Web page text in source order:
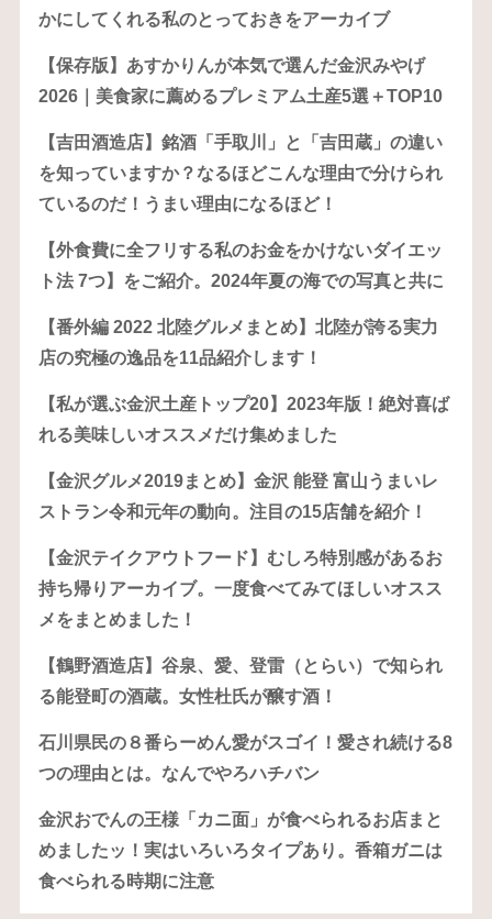
かにしてくれる私のとっておきをアーカイブ
【保存版】あすかりんが本気で選んだ金沢みやげ
2026｜美食家に薦めるプレミアム土産5選＋TOP10
【吉田酒造店】銘酒「手取川」と「吉田蔵」の違い
を知っていますか？なるほどこんな理由で分けられ
ているのだ！うまい理由になるほど！
【外食費に全フリする私のお金をかけないダイエッ
ト法 7つ】をご紹介。2024年夏の海での写真と共に
【番外編 2022 北陸グルメまとめ】北陸が誇る実力
店の究極の逸品を11品紹介します！
【私が選ぶ金沢土産トップ20】2023年版！絶対喜ば
れる美味しいオススメだけ集めました
【金沢グルメ2019まとめ】金沢 能登 富山うまいレ
ストラン令和元年の動向。注目の15店舗を紹介！
【金沢テイクアウトフード】むしろ特別感があるお
持ち帰りアーカイブ。一度食べてみてほしいオスス
メをまとめました！
【鶴野酒造店】谷泉、愛、登雷（とらい）で知られ
る能登町の酒蔵。女性杜氏が醸す酒！
石川県民の８番らーめん愛がスゴイ！愛され続ける8
つの理由とは。なんでやろハチバン
金沢おでんの王様「カニ面」が食べられるお店まと
めましたッ！実はいろいろタイプあり。香箱ガニは
食べられる時期に注意